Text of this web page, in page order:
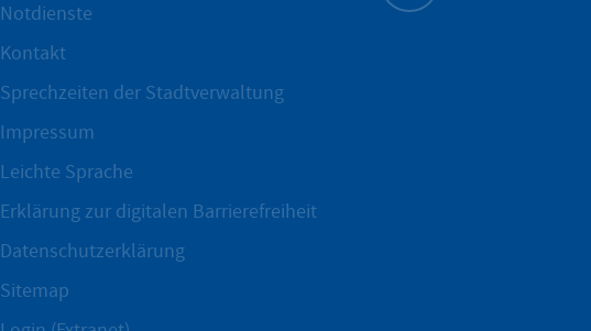
Notdienste
Kontakt
Sprechzeiten der Stadtverwaltung
Impressum
Leichte Sprache
Erklärung zur digitalen Barrierefreiheit
Datenschutzerklärung
Sitemap